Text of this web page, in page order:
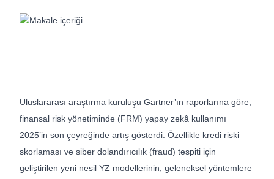
Uluslararası araştırma kuruluşu Gartner’ın raporlarına göre,
finansal risk yönetiminde (FRM) yapay zekâ kullanımı
2025’in son çeyreğinde artış gösterdi. Özellikle kredi riski
skorlaması ve siber dolandırıcılık (fraud) tespiti için
geliştirilen yeni nesil YZ modellerinin, geleneksel yöntemlere